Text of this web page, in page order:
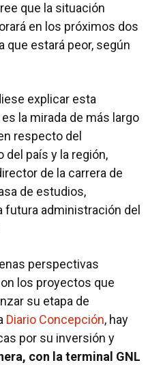
que la situación
en los próximos dos
que estará peor, según
explicar esta
la mirada de más largo
respecto del
país y la región,
de la carrera de
de estudios,
futura administración del
perspectivas
los proyectos que
su etapa de
Diario Concepción, hay
por su inversión y
con la terminal GNL